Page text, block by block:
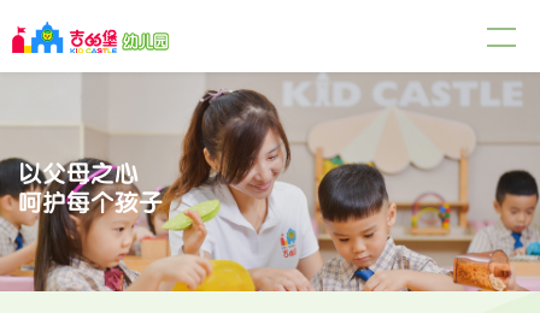
以父母之心
呵护每个孩子